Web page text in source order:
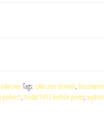
Tags: cyklicznie słownik, frezowanie
pobierz, trodat 9412 mobile printy, wydruk